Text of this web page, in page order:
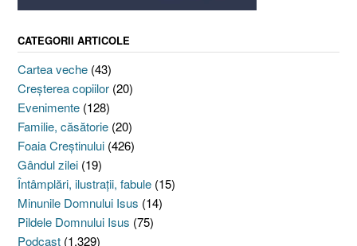
CATEGORII ARTICOLE
Cartea veche (43)
Creşterea copiilor (20)
Evenimente (128)
Familie, căsătorie (20)
Foaia Creştinului (426)
Gândul zilei (19)
Întâmplări, ilustraţii, fabule (15)
Minunile Domnului Isus (14)
Pildele Domnului Isus (75)
Podcast (1.329)